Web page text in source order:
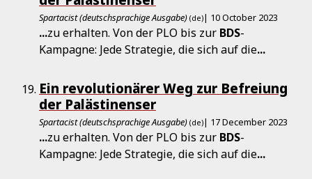
Spartacist (deutschsprachige Ausgabe) (de)| 10 October 2023
...zu erhalten. Von der PLO bis zur BDS-
Kampagne: Jede Strategie, die sich auf die...
Ein revolutionärer Weg zur Befreiung
der Palästinenser
Spartacist (deutschsprachige Ausgabe) (de)| 17 December 2023
...zu erhalten. Von der PLO bis zur BDS-
Kampagne: Jede Strategie, die sich auf die...